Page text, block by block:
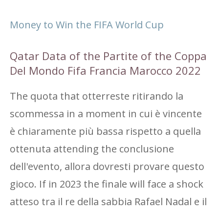
Money to Win the FIFA World Cup
Qatar Data of the Partite of the Coppa
Del Mondo Fifa Francia Marocco 2022
The quota that otterreste ritirando la
scommessa in a moment in cui è vincente
è chiaramente più bassa rispetto a quella
ottenuta attending the conclusione
dell'evento, allora dovresti provare questo
gioco. If in 2023 the finale will face a shock
atteso tra il re della sabbia Rafael Nadal e il